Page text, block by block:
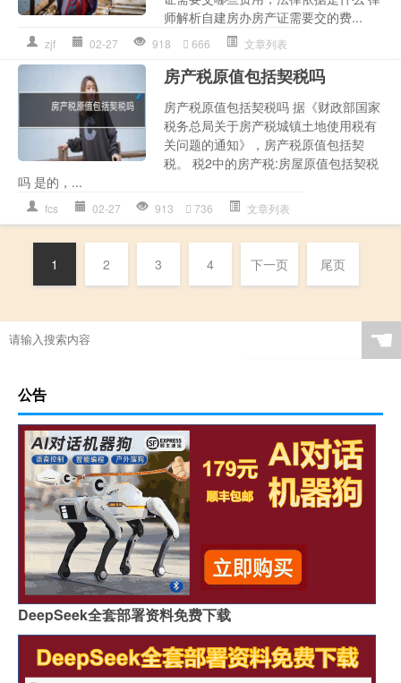
师解析自建房办房产证需要交的费...
zjf 02-27 918 666 文章列表
房产税原值包括契税吗
房产税原值包括契税吗 据《财政部国家
税务总局关于房产税城镇土地使用税有
关问题的通知》，房产税原值包括契
税。 税2中的房产税:房屋原值包括契税
吗 是的，...
fcs 02-27 913 736 文章列表
1 2 3 4 下一页 尾页
☚
公告
DeepSeek全套部署资料免费下载